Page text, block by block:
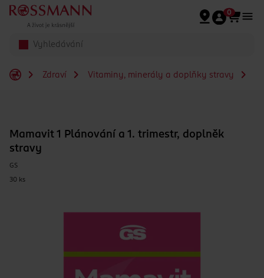
Přeskočit na hlavmní obsah
0
Zdraví Vitaminy, minerály a doplňky stravy
Mamavit 1 Plánování a 1. trimestr, doplněk
stravy
GS
30 ks